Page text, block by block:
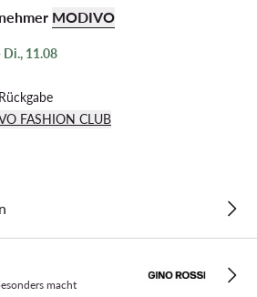
MODIVO
Di., 11.08
FASHION CLUB
macht